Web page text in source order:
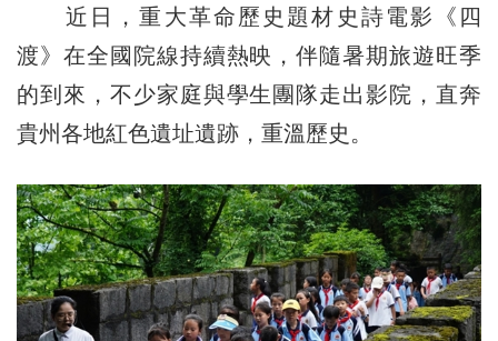
近日，重大革命歷史題材史詩電影《四
渡》在全國院線持續熱映，伴隨暑期旅遊旺季
的到來，不少家庭與學生團隊走出影院，直奔
貴州各地紅色遺址遺跡，重溫歷史。